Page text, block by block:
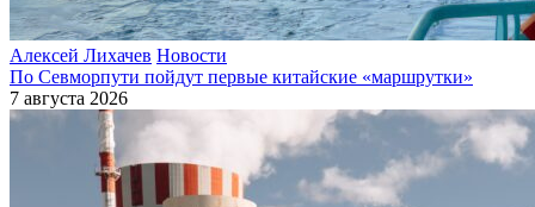
Алексей Лихачев Новости
По Севморпути пойдут первые китайские «маршрутки»
7 августа 2026